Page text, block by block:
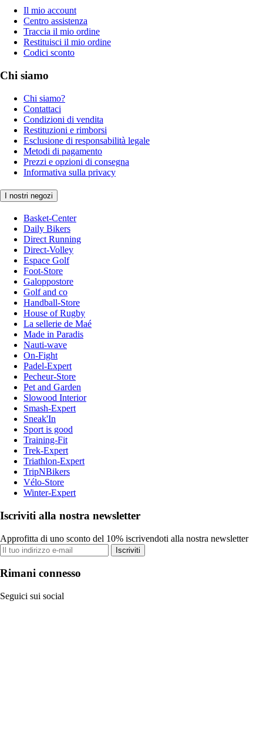
Il mio account
Centro assistenza
Traccia il mio ordine
Restituisci il mio ordine
Codici sconto
Chi siamo
Chi siamo?
Contattaci
Condizioni di vendita
Restituzioni e rimborsi
Esclusione di responsabilità legale
Metodi di pagamento
Prezzi e opzioni di consegna
Informativa sulla privacy
I nostri negozi
Basket-Center
Daily Bikers
Direct Running
Direct-Volley
Espace Golf
Foot-Store
Galoppostore
Golf and co
Handball-Store
House of Rugby
La sellerie de Maé
Made in Paradis
Nauti-wave
On-Fight
Padel-Expert
Pecheur-Store
Pet and Garden
Slowood Interior
Smash-Expert
Sneak'In
Sport is good
Training-Fit
Trek-Expert
Triathlon-Expert
TripNBikers
Vélo-Store
Winter-Expert
Iscriviti alla nostra newsletter
Approfitta di uno sconto del 10% iscrivendoti alla nostra newsletter
Iscriviti
Rimani connesso
Seguici sui social